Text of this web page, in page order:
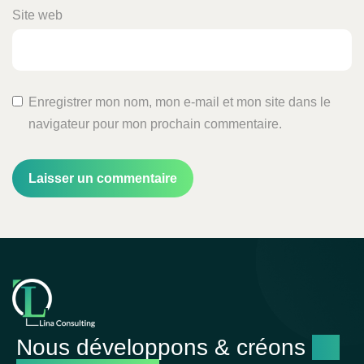
Site web
Enregistrer mon nom, mon e-mail et mon site dans le
navigateur pour mon prochain commentaire.
Nous développons & créons